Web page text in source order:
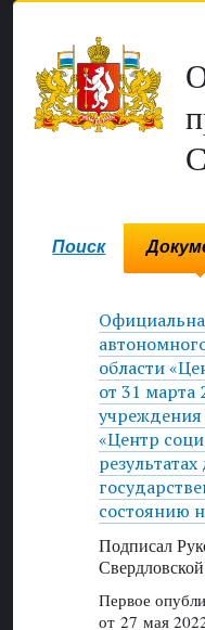
Поиск
области
от 31 марта
учреждения
«Центр
состоянию
Подписал
Первое
от 27 мая